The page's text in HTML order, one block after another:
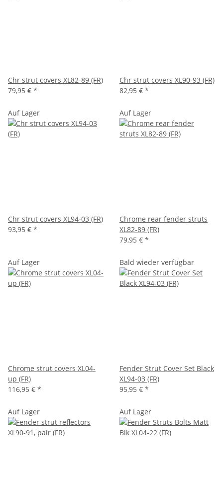
Chr strut covers XL82-89 (FR)
79,95 € *
Chr strut covers XL90-93 (FR)
82,95 € *
Auf Lager
Chr strut covers XL94-03 (FR)
93,95 € *
Auf Lager
Chrome rear fender struts
XL82-89 (FR)
79,95 € *
Auf Lager
Chrome strut covers XL04-
up (FR)
116,95 € *
Bald wieder verfügbar
Fender Strut Cover Set Black
XL94-03 (FR)
95,95 € *
Auf Lager Auf Lager